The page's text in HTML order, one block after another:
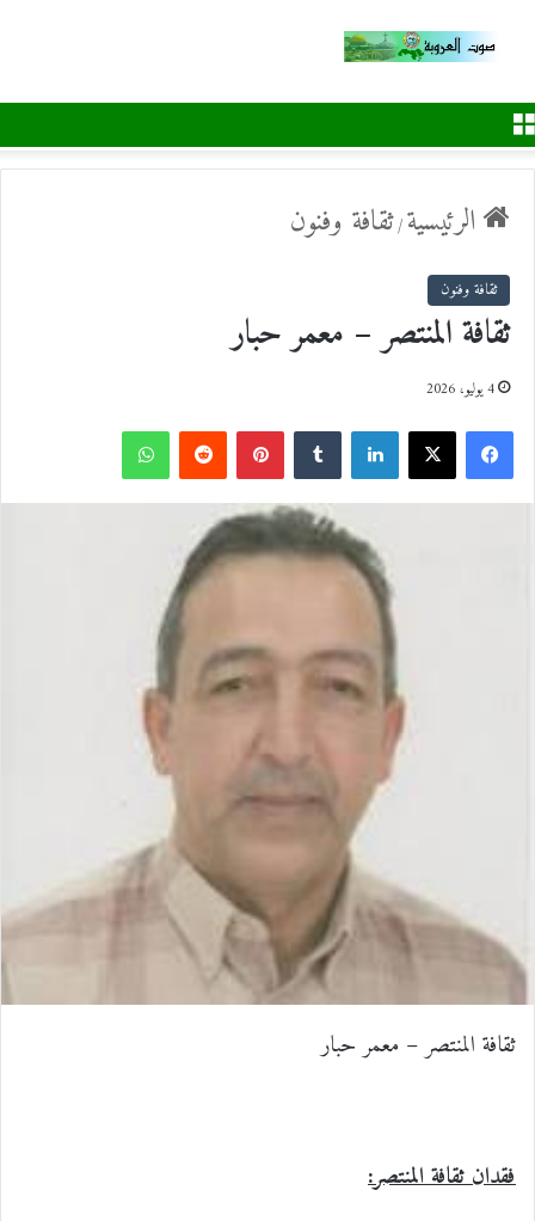
الرئيسية/ثقافة وفنون
ثقافة وفنون
ثقافة المنتصر – معمر حبار
4 يوليو، 2026
ي
X
ي
ن
ك
د
ن
T
u
l
r
ي
ن
ت
ي
ي
س
ت
R
e
d
d
t
ا
ثقافة المنتصر – معمر حبار
فقدان ثقافة المنتصر: